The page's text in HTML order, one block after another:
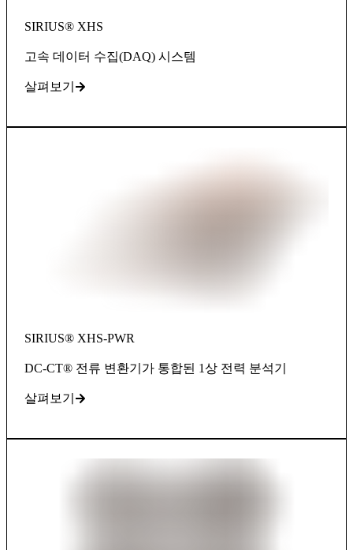
SIRIUS® XHS
고속 데이터 수집(DAQ) 시스템
살펴보기
SIRIUS® XHS-PWR
DC-CT® 전류 변환기가 통합된 1상 전력 분석기
살펴보기